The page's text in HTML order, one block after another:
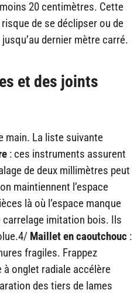
20 centimètres. Cette
de se déclipser ou de
dernier mètre carré.
et des joints
main. La liste suivante
: ces instruments assurent
de deux millimètres peut
maintiennent l’espace
là où l’espace manque
imitation bois. Ils
Maillet en caoutchouc :
fragiles. Frappez
à onglet radiale accélère
des tiers de lames